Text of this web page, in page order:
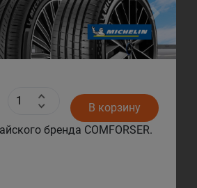
Next
В корзину
бренда COMFORSER.